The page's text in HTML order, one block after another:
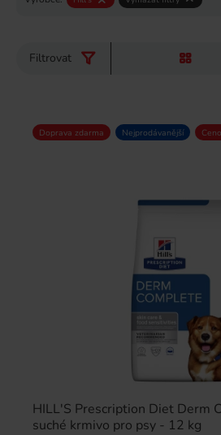
Filtrovat
HILL'S Prescription Diet Derm
suché krmivo pro psy - 12 kg
Doprava zdarma Nejprodávanější